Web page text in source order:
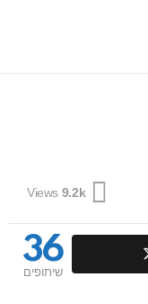
9.2k
Views
36
שיתופים